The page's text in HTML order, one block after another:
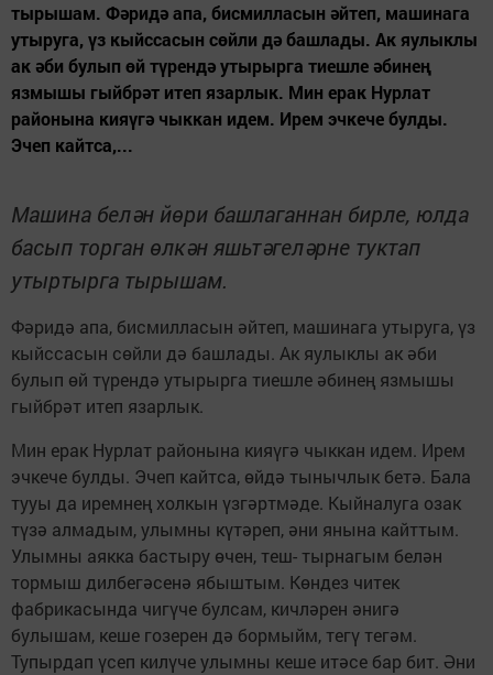
тырышам. Фәридә апа, бисмилласын әйтеп, машинага
утыруга, үз кыйссасын сөйли дә башлады. Ак яулыклы
ак әби булып өй түрендә утырырга тиешле әбинең
язмышы гыйбрәт итеп язарлык. Мин ерак Нурлат
районына кияүгә чыккан идем. Ирем эчкече булды.
Эчеп кайтса,...
Машина белән йөри башлаганнан бирле, юлда
басып торган өлкән яшьтәгеләрне туктап
утыртырга тырышам.
Фәридә апа, бисмилласын әйтеп, машинага утыруга, үз
кыйссасын сөйли дә башлады. Ак яулыклы ак әби
булып өй түрендә утырырга тиешле әбинең язмышы
гыйбрәт итеп язарлык.
Мин ерак Нурлат районына кияүгә чыккан идем. Ирем
эчкече булды. Эчеп кайтса, өйдә тынычлык бетә. Бала
тууы да иремнең холкын үзгәртмәде. Кыйналуга озак
түзә алмадым, улымны күтәреп, әни янына кайттым.
Улымны аякка бастыру өчен, теш- тырнагым белән
тормыш дилбегәсенә ябыштым. Көндез читек
фабрикасында чигүче булсам, кичләрен әнигә
булышам, кеше гозерен дә бормыйм, тегү тегәм.
Тупырдап үсеп килүче улымны кеше итәсе бар бит. Әни